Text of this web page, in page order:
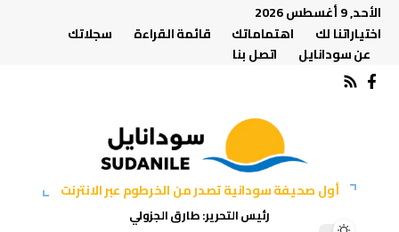
الأحد, 9 أغسطس 2026
اختياراتنا لك
اهتماماتك قائمة القراءة
سجلاتك
عن سودانايل
اتصل بنا
أول صحيفة سودانية تصدر من الخرطوم عبر الانترنت
رئيس التحرير: طارق الجزولي